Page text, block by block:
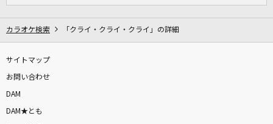
カラオケ検索 「クライ・クライ・クライ」の詳細
サイトマップ
お問い合わせ
DAM
DAM★とも